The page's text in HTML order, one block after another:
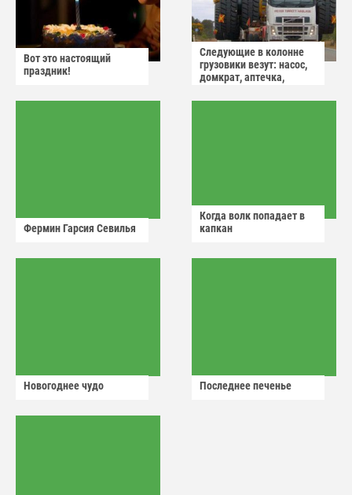
Вот это настоящий
праздник!
Следующие в колонне
грузовики везут: насос,
домкрат, аптечка,
Фермин Гарсия Севилья
Когда волк попадает в
капкан
Новогоднее чудо Последнее печенье